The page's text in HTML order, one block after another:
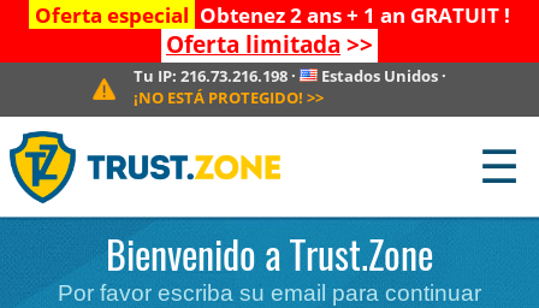
Oferta especial Obtenez 2 ans + 1 an GRATUIT !
Oferta limitada >>
Tu IP: 216.73.216.198· Estados Unidos ·
¡NO ESTÁ PROTEGIDO! >>
☰
Bienvenido a Trust.Zone
Por favor escriba su email para continuar